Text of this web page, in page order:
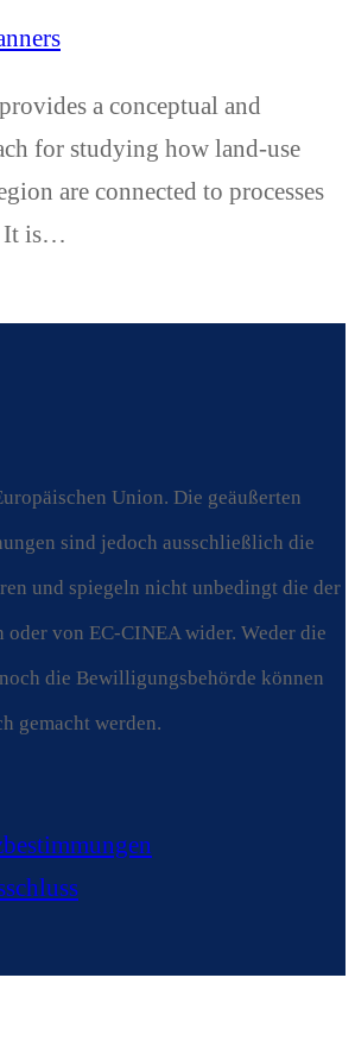
a conceptual and
for studying how land-use
are connected to processes
It is…
Union. Die geäußerten
sind jedoch ausschließlich die
und spiegeln nicht unbedingt die der
oder von EC-CINEA wider. Weder die
die Bewilligungsbehörde können
gemacht werden.